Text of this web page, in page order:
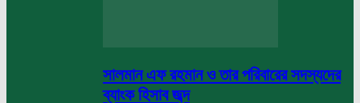
সালমান এফ রহমান ও তার পরিবারের সদস্যদের
ব্যাংক হিসাব জব্দ